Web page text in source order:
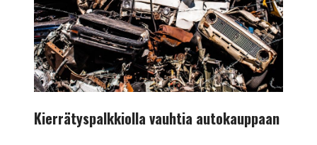
Kierrätyspalkkiolla vauhtia autokauppaan